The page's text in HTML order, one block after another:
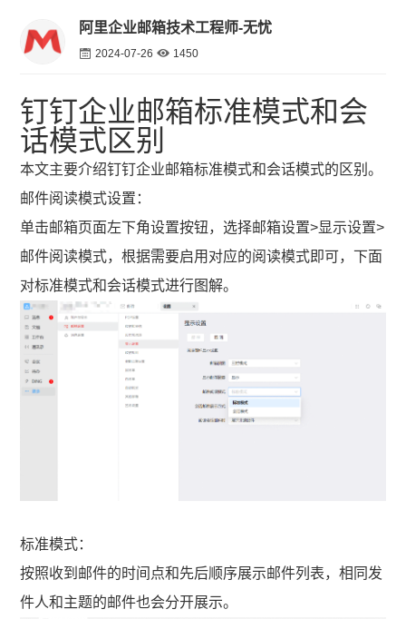
阿里企业邮箱技术工程师-无忧
2024-07-26 1450
钉钉企业邮箱标准模式和会
话模式区别
本文主要介绍钉钉企业邮箱标准模式和会话模式的区别。
邮件阅读模式设置：
单击邮箱页面左下角设置按钮，选择邮箱设置>显示设置>
邮件阅读模式，根据需要启用对应的阅读模式即可，下面
对标准模式和会话模式进行图解。
标准模式：
按照收到邮件的时间点和先后顺序展示邮件列表，相同发
件人和主题的邮件也会分开展示。